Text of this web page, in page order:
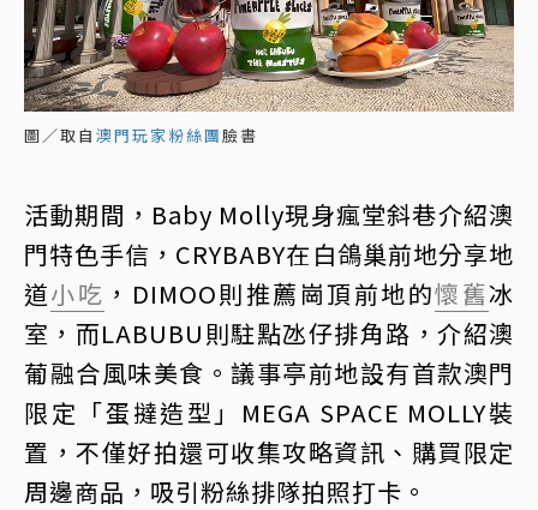
圖／取自 澳門玩家粉絲團臉書
活動期間，Baby Molly現身瘋堂斜巷介紹澳
門特色手信，CRYBABY在白鴿巢前地分享地
道小吃 ，DIMOO則推薦崗頂前地的懷舊冰
室，而LABUBU則駐點氹仔排角路，介紹澳
葡融合風味美食。議事亭前地設有首款澳門
限定「蛋撻造型」MEGA SPACE MOLLY裝
置，不僅好拍還可收集攻略資訊、購買限定
周邊商品，吸引粉絲排隊拍照打卡。